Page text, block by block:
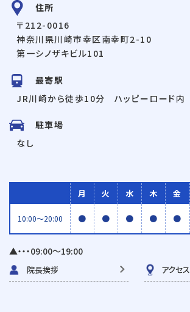
住所
〒212-0016
神奈川県川崎市幸区南幸町2-10
第一シノザキビル101
最寄駅
JR川崎から徒歩10分 ハッピーロード内
駐車場
なし
月 火 水 木 金
10:00〜20:00 ● ● ● ● ●
▲・・・09:00〜19:00
院長挨拶 アクセス